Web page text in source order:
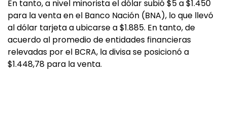
En tanto, a nivel minorista el dólar subió $5 a $1.450
para la venta en el Banco Nación (BNA), lo que llevó
al dólar tarjeta a ubicarse a $1.885. En tanto, de
acuerdo al promedio de entidades financieras
relevadas por el BCRA, la divisa se posicionó a
$1.448,78 para la venta.